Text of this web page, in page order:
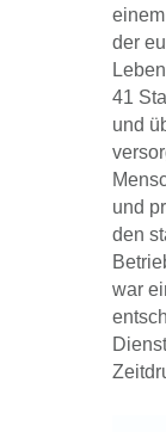
der
41
und
und
den
war